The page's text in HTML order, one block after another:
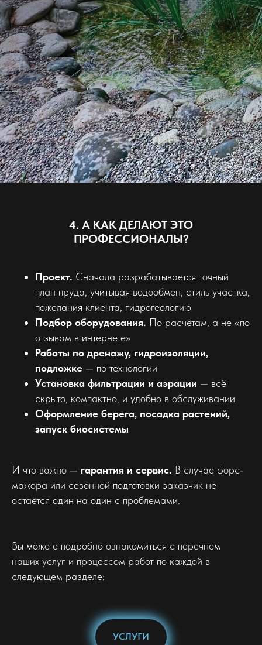
4. А КАК ДЕЛАЮТ ЭТО
ПРОФЕССИОНАЛЫ?
Проект. Сначала разрабатывается точный
план пруда, учитывая водообмен, стиль участка,
пожелания клиента, гидрогеологию
Подбор оборудования. По расчётам, а не «по
отзывам в интернете»
Работы по дренажу, гидроизоляции,
подложке — по технологии
Установка фильтрации и аэрации — всё
скрыто, компактно, и удобно в обслуживании
Оформление берега, посадка растений,
запуск биосистемы
И что важно — гарантия и сервис. В случае форс-
мажора или сезонной подготовки заказчик не
остаётся один на один с проблемами.
Вы можете подробно ознакомиться с перечнем
наших услуг и процессом работ по каждой в
следующем разделе:
УСЛУГИ